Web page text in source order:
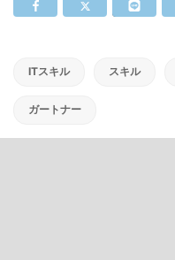
ITスキル スキル
ガートナー